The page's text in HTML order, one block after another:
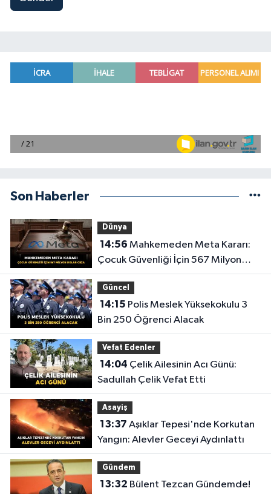
Son Haberler
Dünya
14:56
Çocuk Güvenliği İçin 567 Milyon
Dolar Ceza
Güncel
14:15
Bin 250 Öğrenci Alacak
Vefat Edenler
14:04
Sadullah Çelik Vefat Etti
Asayiş
13:37
Yangın: Alevler Geceyi Aydınlattı
Gündem
13:32